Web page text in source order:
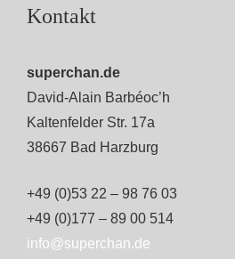
Kontakt
superchan.de
David-Alain Barbéoc’h
Kaltenfelder Str. 17a
38667 Bad Harzburg
+49 (0)53 22 – 98 76 03
+49 (0)177 – 89 00 514
info@superchan.de